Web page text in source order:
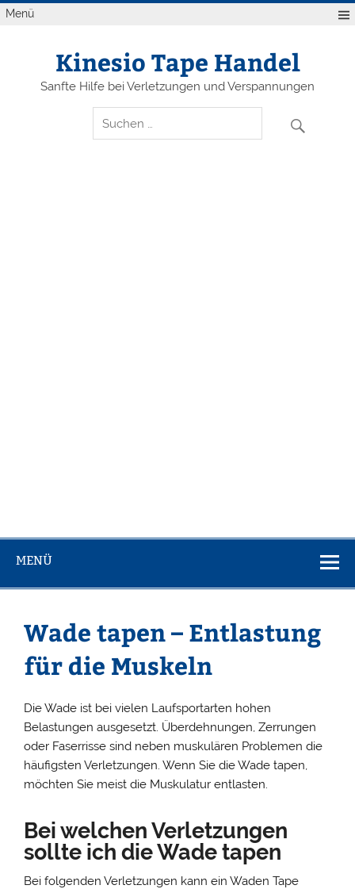
Zum
Inhalt
Menü
Kinesio Tape Handel
Sanfte Hilfe bei Verletzungen und Verspannungen
MENÜ
Wade tapen – Entlastung
für die Muskeln
Die Wade ist bei vielen Laufsportarten hohen
Belastungen ausgesetzt. Überdehnungen, Zerrungen
oder Faserrisse sind neben muskulären Problemen die
häufigsten Verletzungen. Wenn Sie die Wade tapen,
möchten Sie meist die Muskulatur entlasten.
Bei welchen Verletzungen
sollte ich die Wade tapen
Bei folgenden Verletzungen kann ein Waden Tape